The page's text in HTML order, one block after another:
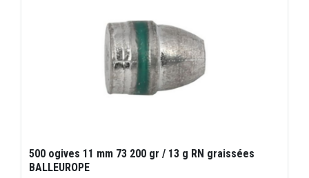
500 ogives 11 mm 73 200 gr / 13 g RN graissées
BALLEUROPE